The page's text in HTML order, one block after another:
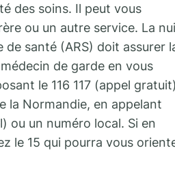
des soins. Il peut vous
ou un autre service. La
santé (ARS) doit assurer
de garde en vous
le 116 117 (appel gratuit)
la Normandie, en appelant
ou un numéro local. Si en
le 15 qui pourra vous